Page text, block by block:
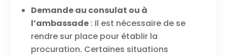
Demande au consulat ou à
l’ambassade: Il est nécessaire de se
rendre sur place pour établir la
procuration. Certaines situations